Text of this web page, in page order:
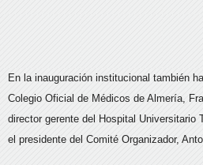
En la inauguración institucional también
Colegio Oficial de Médicos de Almería,
director gerente del Hospital Universitario
el presidente del Comité Organizador,